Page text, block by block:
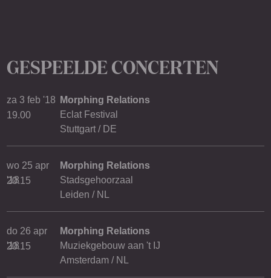
GESPEELDE CONCERTEN
za 3 feb '18
19.00
Morphing Relations
Eclat Festival
Stuttgart / DE
wo 25 apr
'18
20.15
Morphing Relations
Stadsgehoorzaal
Leiden / NL
do 26 apr
'18
20.15
Morphing Relations
Muziekgebouw aan 't IJ
Amsterdam / NL